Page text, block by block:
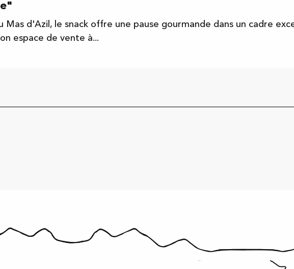
d'Azil, le snack offre une pause gourmande dans un cadre
espace de vente à...